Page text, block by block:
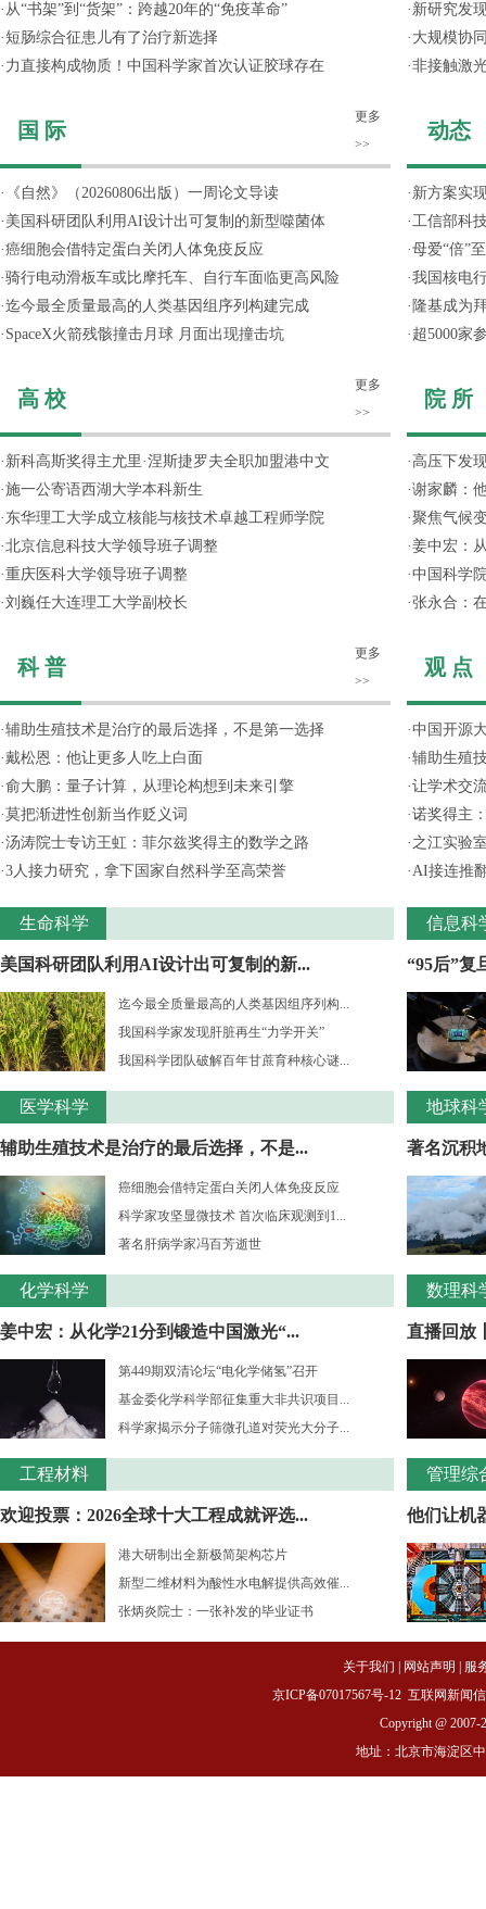
· 从“书架”到“货架”：跨越20年的“免疫革命”
· 短肠综合征患儿有了治疗新选择
· 力直接构成物质！中国科学家首次认证胶球存在
国 际
更多
>>
·
《自然》（20260806出版）一周论文导读
· 美国科研团队利用AI设计出可复制的新型噬菌体
·癌细胞会借特定蛋白关闭人体免疫反应
·骑行电动滑板车或比摩托车、自行车面临更高风险
·迄今最全质量最高的人类基因组序列构建完成
· SpaceX火箭残骸撞击月球 月面出现撞击坑
高 校
更多
>>
· 新科高斯奖得主尤里·涅斯捷罗夫全职加盟港中文
·施一公寄语西湖大学本科新生
· 东华理工大学成立核能与核技术卓越工程师学院
·北京信息科技大学领导班子调整
·重庆医科大学领导班子调整
·刘巍任大连理工大学副校长
科 普
更多
>>
·辅助生殖技术是治疗的最后选择，不是第一选择
·戴松恩：他让更多人吃上白面
·俞大鹏：量子计算，从理论构想到未来引擎
·莫把渐进性创新当作贬义词
·汤涛院士专访王虹：菲尔兹奖得主的数学之路
·3人接力研究，拿下国家自然科学至高荣誉
生命科学
美国科研团队利用AI设计出可复制的新...
迄今最全质量最高的人类基因组序列构...
我国科学家发现肝脏再生“力学开关”
我国科学团队破解百年甘蔗育种核心谜...
医学科学
辅助生殖技术是治疗的最后选择，不是...
癌细胞会借特定蛋白关闭人体免疫反应
科学家攻坚显微技术 首次临床观测到1...
著名肝病学家冯百芳逝世
化学科学
姜中宏：从化学21分到锻造中国激光“...
第449期双清论坛“电化学储氢”召开
基金委化学科学部征集重大非共识项目...
科学家揭示分子筛微孔道对荧光大分子...
工程材料
欢迎投票：2026全球十大工程成就评选...
港大研制出全新极简架构芯片
新型二维材料为酸性水电解提供高效催...
张炳炎院士：一张补发的毕业证书
· 新研究发
· 大规模协
·非接触激
动态
· 新方案实
·工信部科
·母爱“倍”
·我国核电
· 隆基成为
· 超5000家
院 所
· 高压下发
·谢家麟：
·聚焦气候
·姜中宏：
·中国科学
·张永合：
观 点
·中国开源
·辅助生殖
·让学术交
·诺奖得主
· 之江实验
·AI接连推
信息科
“95后”复
地球科
著名沉积
数理科
直播回放
管理综
他们让机
关于我们 网站声明
服
京ICP备07017567号-12 互联网新闻
Copyright @ 2007-
地址：北京市海淀区